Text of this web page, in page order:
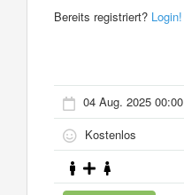
Bereits registriert? Login!
04 Aug. 2025 00:00
Kostenlos